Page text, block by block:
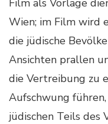
Film als Vorlage
Wien; im Film wird
die jüdische
Ansichten prallen
die Vertreibung zu
Aufschwung
jüdischen Teils des